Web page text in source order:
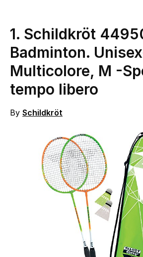
1. Schildkröt
Badminton.
Multicolore, M -
tempo libero
By Schildkröt